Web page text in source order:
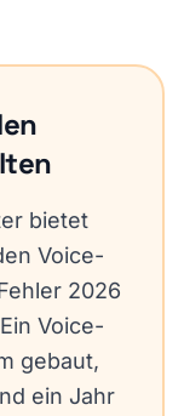
bietet
Voice-
2026
Voice-
gebaut,
ein Jahr